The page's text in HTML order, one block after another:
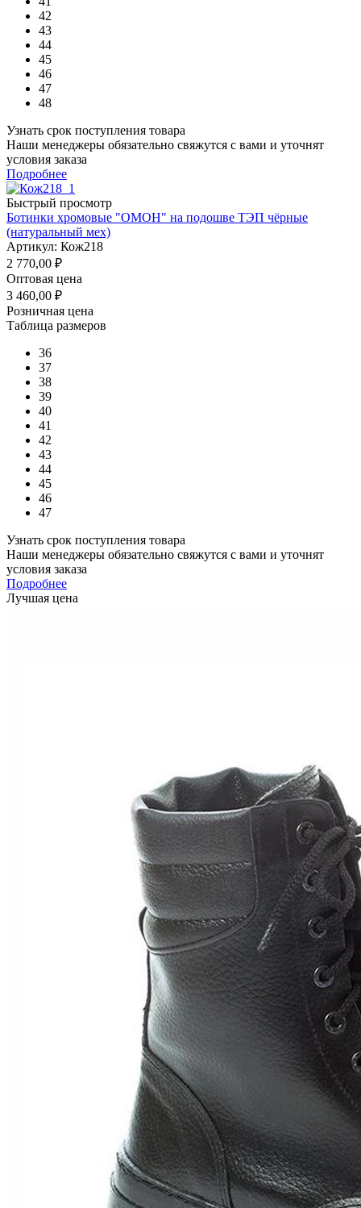
42
43
44
45
46
47
48
Узнать срок поступления товара
Наши менеджеры обязательно свяжутся с вами и уточнят
условия заказа
Подробнее
Быстрый просмотр
Ботинки хромовые "ОМОН" на подошве ТЭП чёрные
(натуральный мех)
Артикул: Кож218
2 770,00 ₽
Оптовая цена
3 460,00 ₽
Розничная цена
Таблица размеров
36
37
38
39
40
41
42
43
44
45
46
47
Узнать срок поступления товара
Наши менеджеры обязательно свяжутся с вами и уточнят
условия заказа
Подробнее
Лучшая цена